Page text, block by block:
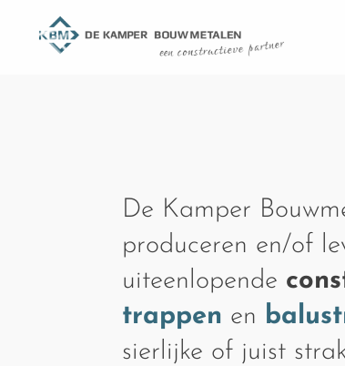
De Kamper
produceren en/of
uiteenlopende
trappen en
sierlijke of juist